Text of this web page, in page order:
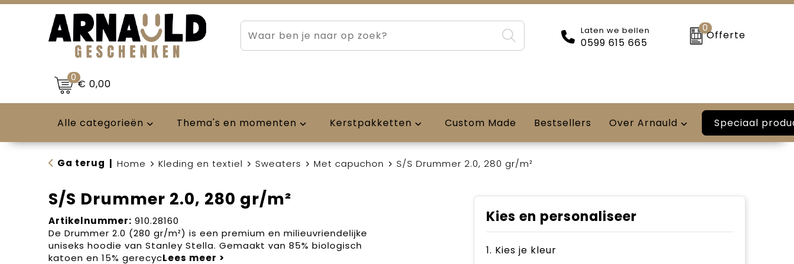
Laten we bellen
0599 615 665
0
Offerte
0€ 0,00
Alle categorieën Thema's en momenten Kerstpakketten Custom Made Bestsellers Over Arnauld Speciaal
Ga terug Home Kleding en textiel Sweaters Met capuchon S/S Drummer 2.0, 280 gr/m²
S/S Drummer 2.0, 280 gr/m²
Artikelnummer: 910.28160
De Drummer 2.0 (280 gr/m²) is een premium en milieuvriendelijke
uniseks hoodie van Stanley Stella. Gemaakt van 85% biologisch
katoen en 15% gerecyc
Kies en personaliseer
1. Kies je kleur